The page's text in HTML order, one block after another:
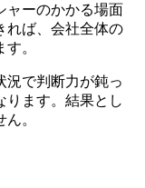
ャーのかかる場面
れば、会社全体の
。
況で判断力が鈍っ
ります。結果とし
。